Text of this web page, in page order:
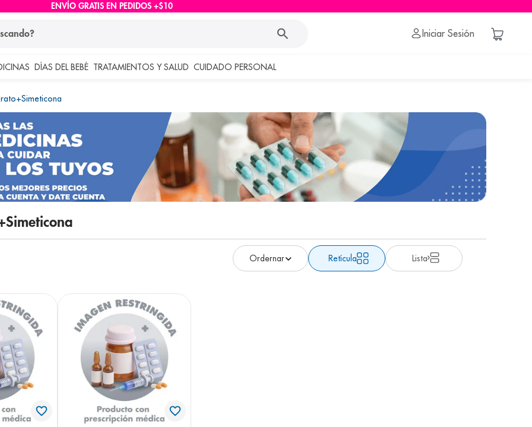
ENVÍO GRATIS EN PEDIDOS +$10
Iniciar Sesión
DÍAS DEL BEBÉ TRATAMIENTOS Y SALUD CUIDADO PERSONAL
Retícula Lista
buscados